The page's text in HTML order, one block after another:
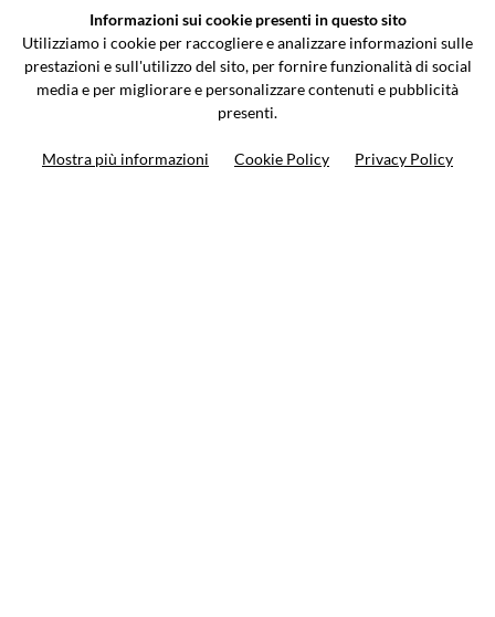
Via Galileo Galilei 5 | Verano Brianza (MB) 20843 | ITALY
0362-805407-info@valtermoto.com
Informazioni sui cookie presenti in questo sito
Utilizziamo i cookie per raccogliere e analizzare informazioni sulle
prestazioni e sull'utilizzo del sito, per fornire funzionalità di social
media e per migliorare e personalizzare contenuti e pubblicità
presenti.
Mostra più informazioni Cookie Policy Privacy Policy